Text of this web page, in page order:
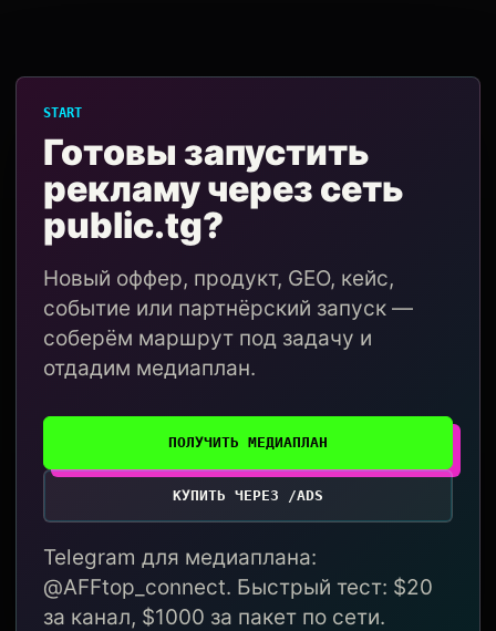
START
Готовы запустить
рекламу через сеть
public.tg?
Новый оффер, продукт, GEO, кейс,
событие или партнёрский запуск —
соберём маршрут под задачу и
отдадим медиаплан.
ПОЛУЧИТЬ МЕДИАПЛАН
КУПИТЬ ЧЕРЕЗ /ADS
Telegram для медиаплана:
@AFFtop_connect. Быстрый тест: $20
за канал, $1000 за пакет по сети.